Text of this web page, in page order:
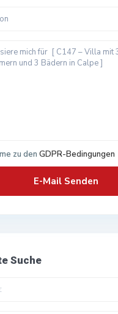
zu den GDPR-Bedingungen
Suche